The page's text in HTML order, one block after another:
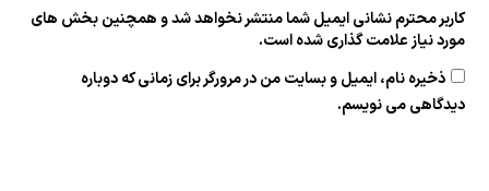
کاربر محترم نشانی ایمیل شما منتشر نخواهد شد و همچنین بخش های
مورد نیاز علامت گذاری شده است.
ذخیره نام، ایمیل و بسایت من در مرورگر برای زمانی که دوباره
دیدگاهی می نویسم.